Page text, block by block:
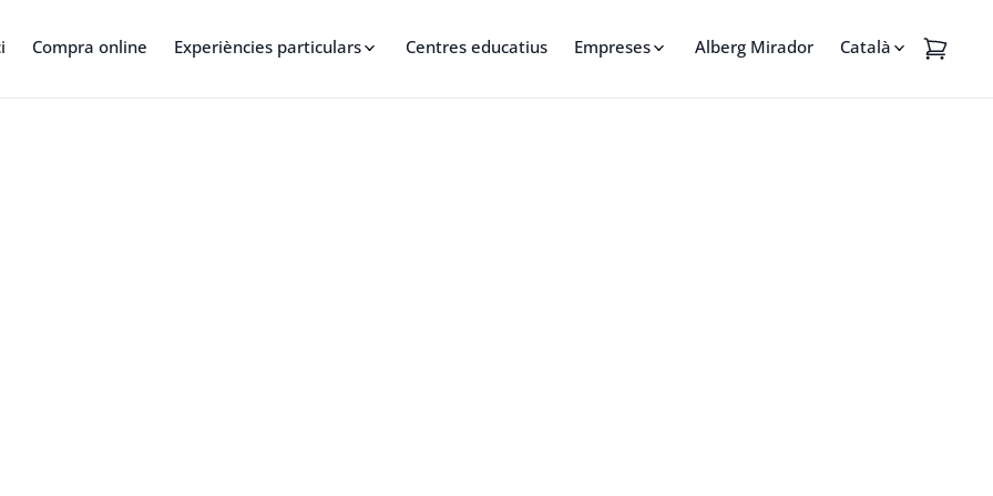
Compra online Experiències particulars Centres educatius Empreses Alberg Mirador Català